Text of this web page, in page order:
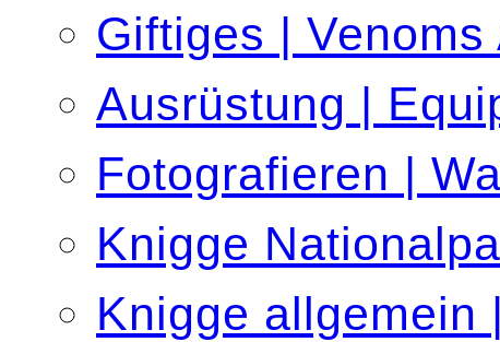
Giftiges |
Ausrüstung |
Fotografieren |
Knigge
Knigge allgemein